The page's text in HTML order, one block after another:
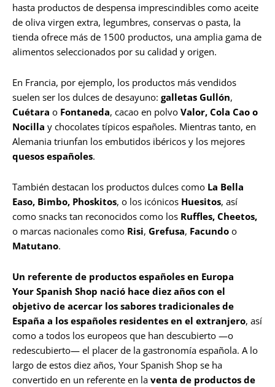
hasta productos de despensa imprescindibles como aceite
de oliva virgen extra, legumbres, conservas o pasta, la
tienda ofrece más de 1500 productos, una amplia gama de
alimentos seleccionados por su calidad y origen.
En Francia, por ejemplo, los productos más vendidos
suelen ser los dulces de desayuno: galletas Gullón,
Cuétara o Fontaneda, cacao en polvo Valor, Cola Cao o
Nocilla y chocolates típicos españoles. Mientras tanto, en
Alemania triunfan los embutidos ibéricos y los mejores
quesos españoles.
También destacan los productos dulces como La Bella
Easo, Bimbo, Phoskitos, o los icónicos Huesitos, así
como snacks tan reconocidos como los Ruffles, Cheetos,
o marcas nacionales como Risi, Grefusa, Facundo o
Matutano.
Un referente de productos españoles en Europa
Your Spanish Shop nació hace diez años con el
objetivo de acercar los sabores tradicionales de
España a los españoles residentes en el extranjero, así
como a todos los europeos que han descubierto —o
redescubierto— el placer de la gastronomía española. A lo
largo de estos diez años, Your Spanish Shop se ha
convertido en un referente en la venta de productos de